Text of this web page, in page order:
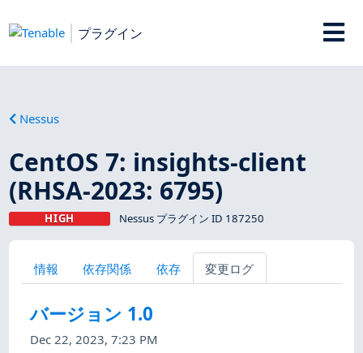
プラグイン
Nessus
CentOS 7: insights-client
(RHSA-2023: 6795)
HIGH Nessus プラグイン ID 187250
情報 依存関係 依存 変更ログ
バージョン 1.0
Dec 22, 2023, 7:23 PM